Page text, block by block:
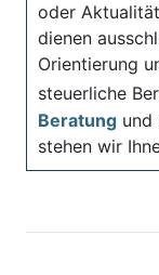
oder
dienen
Orientierung
steuerliche
Beratung und
stehen wir